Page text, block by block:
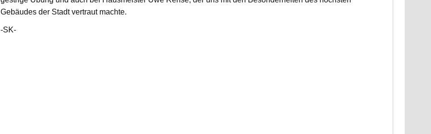
Gebäudes der Stadt vertraut machte.
-SK-